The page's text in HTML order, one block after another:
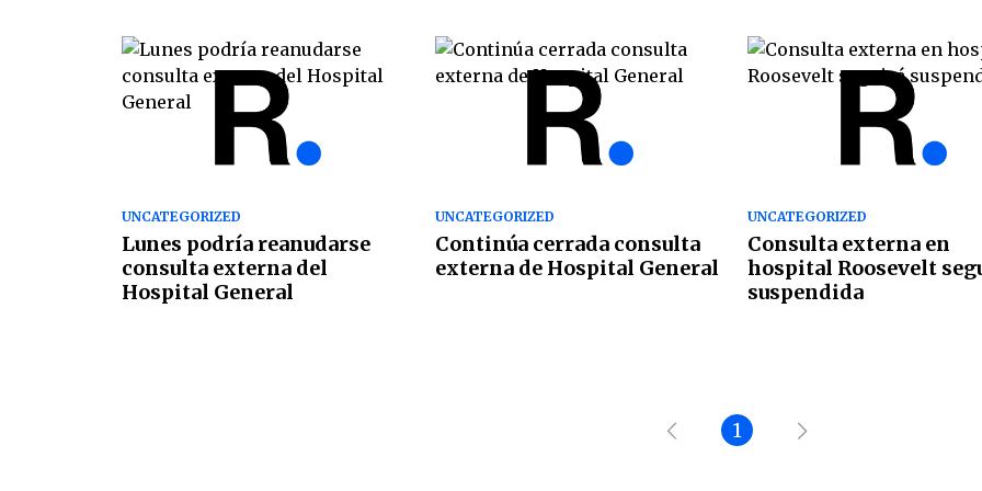
UNCATEGORIZED
Lunes podría reanudarse
consulta externa del
Hospital General
UNCATEGORIZED
Continúa cerrada consulta
externa de Hospital General
UNCATEGORIZED
Consulta externa en
hospital Roosevelt
suspendida
1